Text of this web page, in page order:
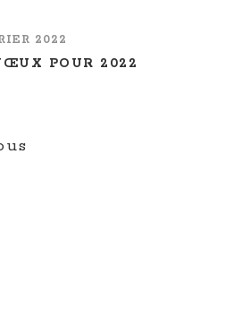
2022
POUR 2022